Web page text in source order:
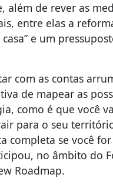
além de rever as
entre elas a
e um
com as contas
de mapear as
como é que você
para o seu
completa se você
no âmbito do
Roadmap.